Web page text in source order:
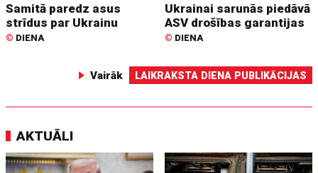
Samitā paredz asus
strīdus par Ukrainu
© DIENA
Ukrainai sarunās piedāvā
ASV drošības garantijas
© DIENA
Vairāk LAIKRAKSTA DIENA PUBLIKĀCIJAS
AKTUĀLI